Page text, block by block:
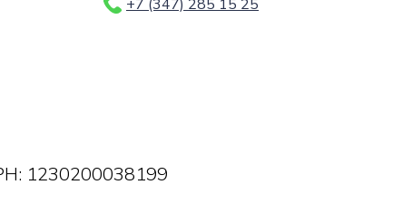
+7 (347) 285 15 25
1230200038199